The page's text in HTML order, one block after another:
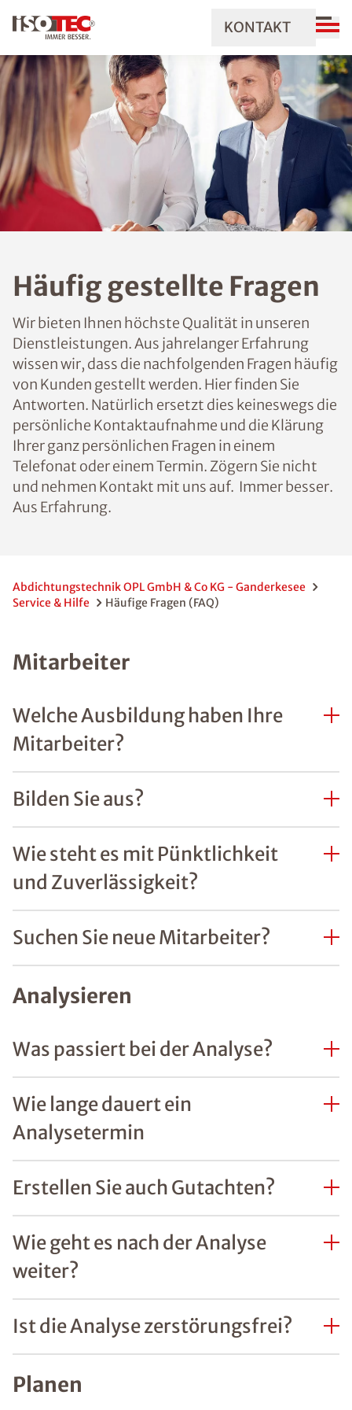
KONTAKT
Häufig gestellte Fragen
Wir bieten Ihnen höchste Qualität in unseren
Dienstleistungen. Aus jahrelanger Erfahrung
wissen wir, dass die nachfolgenden Fragen häufig
von Kunden gestellt werden. Hier finden Sie
Antworten. Natürlich ersetzt dies keineswegs die
persönliche Kontaktaufnahme und die Klärung
Ihrer ganz persönlichen Fragen in einem
Telefonat oder einem Termin. Zögern Sie nicht
und nehmen Kontakt mit uns auf. Immer besser.
Aus Erfahrung.
Abdichtungstechnik OPL GmbH & Co KG - Ganderkesee
Service & Hilfe
Häufige Fragen (FAQ)
Mitarbeiter
Welche Ausbildung haben Ihre
Mitarbeiter?
Bilden Sie aus?
Wie steht es mit Pünktlichkeit
und Zuverlässigkeit?
Suchen Sie neue Mitarbeiter?
Analysieren
Was passiert bei der Analyse?
Wie lange dauert ein
Analysetermin
Erstellen Sie auch Gutachten?
Wie geht es nach der Analyse
weiter?
Ist die Analyse zerstörungsfrei?
Planen